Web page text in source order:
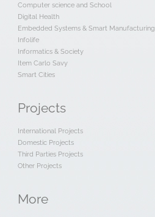
Computer science and School
Digital Health
Embedded Systems & Smart Manufacturing
Infolife
Informatics & Society
Item Carlo Savy
Smart Cities
Projects
International Projects
Domestic Projects
Third Parties Projects
Other Projects
More